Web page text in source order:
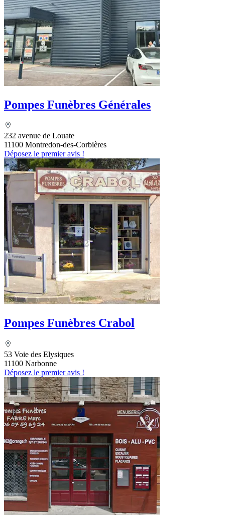
Pompes Funèbres Générales
232 avenue de Louate
11100 Montredon-des-Corbières
Déposez le premier avis !
Pompes Funèbres Crabol
53 Voie des Elysiques
11100 Narbonne
Déposez le premier avis !